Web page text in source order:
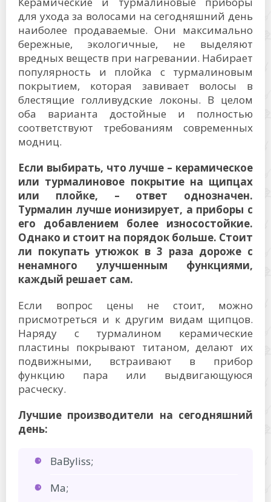
для ухода за волосами на сегодняшний день
наиболее продаваемые. Они максимально
бережные, экологичные, не выделяют
вредных веществ при нагревании. Набирает
популярность и плойка с турмалиновым
покрытием, которая завивает волосы в
блестящие голливудские локоны. В целом
оба варианта достойные и полностью
соответствуют требованиям современных
модниц.
Если выбирать, что лучше – керамическое
или турмалиновое покрытие на щипцах
или плойке, – ответ однозначен.
Турмалин лучше ионизирует, а приборы с
его добавлением более износостойкие.
Однако и стоит на порядок больше. Стоит
ли покупать утюжок в 3 раза дороже с
ненамного улучшенным функциями,
каждый решает сам.
Если вопрос цены не стоит, можно
присмотреться и к другим видам щипцов.
Наряду с турмалином керамические
пластины покрывают титаном, делают их
подвижными, встраивают в прибор
функцию пара или выдвигающуюся
расческу.
Лучшие производители на сегодняшний
день:
BaByliss;
Ma;